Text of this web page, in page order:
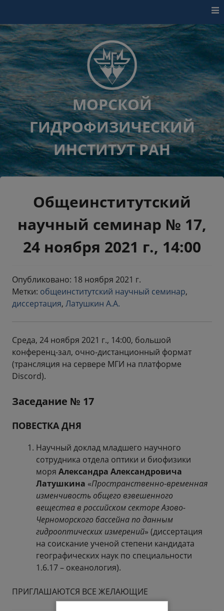
МОРСКОЙ
ГИДРОФИЗИЧЕСКИЙ
ИНСТИТУТ РАН
Общеинститутский
научный семинар № 17,
24 ноября 2021 г., 14:00
Опубликовано: 18 ноября 2021 г.
Метки: общеинститутский научный семинар,
диссертация, Латушкин А.А.
Среда, 24 ноября 2021 г., 14:00, большой
конференц-зал, очно-дистанционный формат
(трансляция на сервере МГИ на платформе
Discord).
Заседание № 17
ПОВЕСТКА ДНЯ
Научный доклад младшего научного
сотрудника отдела оптики и биофизики
моря Александра Александровича
Латушкина «Пространственно-временная
изменчивость общего взвешенного
вещества в российском секторе Азово-
Черноморского бассейна по данным
гидрооптических измерений» (диссертация
на соискание ученой степени кандидата
географических наук по специальности
1.6.17 – океанология).
ПРИГЛАШАЮТСЯ ВСЕ ЖЕЛАЮЩИЕ